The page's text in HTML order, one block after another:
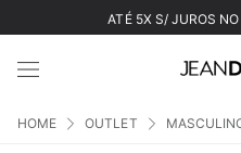
ATÉ 5X S/ JUROS
OUTLET